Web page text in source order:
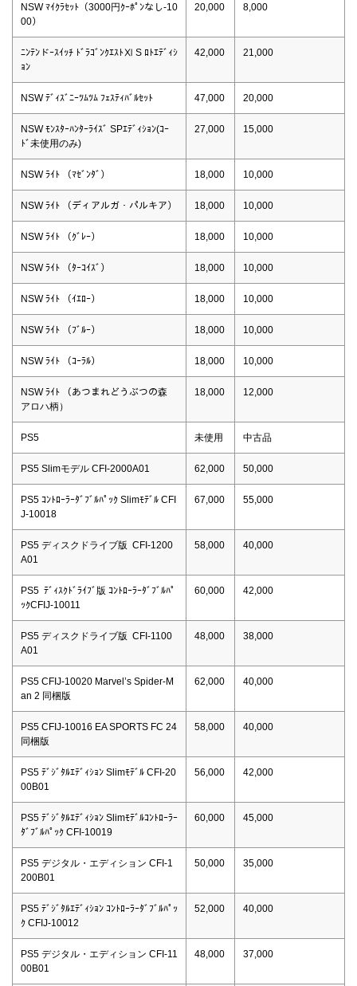
NSW ﾏｲｸﾗｾｯﾄ（3000円ｸｰﾎﾟﾝなし-10
00）
20,000 8,000
ﾆﾝﾃﾝドｰｽｲｯﾁ ﾄﾞﾗｺﾞﾝｸｴｽﾄⅪ S ﾛﾄｴﾃﾞｨｼ
ｮﾝ
42,000 21,000
NSW ﾃﾞｨｽﾞﾆｰﾂﾑﾂﾑ ﾌｪｽﾃｨﾊﾞﾙｾｯﾄ 47,000 20,000
NSW ﾓﾝｽﾀｰﾊﾝﾀｰﾗｲｽﾞ SPｴﾃﾞｨｼｮﾝ(ｺｰ
ﾄﾞ未使用のみ)
27,000 15,000
NSW ﾗｲﾄ （ﾏｾﾞﾝﾀﾞ） 18,000 10,000
NSW ﾗｲﾄ （ディアルガ・パルキア） 18,000 10,000
NSW ﾗｲﾄ （ｸﾞﾚｰ） 18,000 10,000
NSW ﾗｲﾄ （ﾀｰｺｲｽﾞ） 18,000 10,000
NSW ﾗｲﾄ （ｲｴﾛｰ） 18,000 10,000
NSW ﾗｲﾄ （ﾌﾞﾙｰ） 18,000 10,000
NSW ﾗｲﾄ （ｺｰﾗﾙ） 18,000 10,000
NSW ﾗｲﾄ （あつまれどうぶつの森
アロハ柄）
18,000 12,000
PS5 未使用 中古品
PS5 Slimモデル CFI-2000A01 62,000 50,000
PS5 ｺﾝﾄﾛｰﾗｰﾀﾞﾌﾞﾙﾊﾟｯｸ Slimﾓﾃﾞﾙ CFI
J-10018
67,000 55,000
PS5 ディスクドライブ版 CFI-1200
A01
58,000 40,000
PS5 ﾃﾞｨｽｸﾄﾞﾗｲﾌﾞ版 ｺﾝﾄﾛｰﾗｰﾀﾞﾌﾞﾙﾊﾟ
ｯｸCFIJ-10011
60,000 42,000
PS5 ディスクドライブ版 CFI-1100
A01
48,000 38,000
PS5 CFIJ-10020 Marvel’s Spider-M
an 2 同梱版
62,000 40,000
PS5 CFIJ-10016 EA SPORTS FC 24
同梱版
58,000 40,000
PS5 ﾃﾞｼﾞﾀﾙｴﾃﾞｨｼｮﾝ Slimﾓﾃﾞﾙ CFI-20
00B01
56,000 42,000
PS5 ﾃﾞｼﾞﾀﾙｴﾃﾞｨｼｮﾝ Slimﾓﾃﾞﾙｺﾝﾄﾛｰﾗｰ
ﾀﾞﾌﾞﾙﾊﾟｯｸ CFI-10019
60,000 45,000
PS5 デジタル・エディション CFI-1
200B01
50,000 35,000
PS5 ﾃﾞｼﾞﾀﾙｴﾃﾞｨｼｮﾝ ｺﾝﾄﾛｰﾗｰﾀﾞﾌﾞﾙﾊﾟｯ
ｸ CFIJ-10012
52,000 40,000
PS5 デジタル・エディション CFI-11
00B01
48,000 37,000